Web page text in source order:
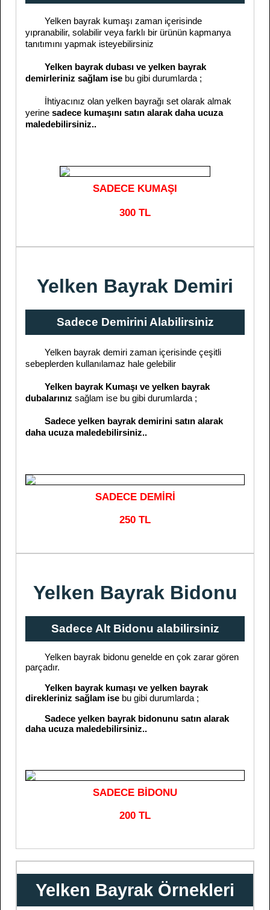
Yelken bayrak kumaşı zaman içerisinde
yıpranabilir, solabilir veya farklı bir ürünün kapmanya
tanıtımını yapmak isteyebilirsiniz
Yelken bayrak dubası ve yelken bayrak
demirleriniz sağlam ise bu gibi durumlarda ;
İhtiyacınız olan yelken bayrağı set olarak almak
yerine sadece kumaşını satın alarak daha ucuza
maledebilirsiniz..
SADECE KUMAŞI
300 TL
Yelken Bayrak Demiri
Sadece Demirini Alabilirsiniz
Yelken bayrak demiri zaman içerisinde çeşitli
sebeplerden kullanılamaz hale gelebilir
Yelken bayrak Kumaşı ve yelken bayrak
dubalarınız sağlam ise bu gibi durumlarda ;
Sadece yelken bayrak demirini satın alarak
daha ucuza maledebilirsiniz..
SADECE DEMİRİ
250 TL
Yelken Bayrak Bidonu
Sadece Alt Bidonu alabilirsiniz
Yelken bayrak bidonu genelde en çok zarar gören
parçadır.
Yelken bayrak kumaşı ve yelken bayrak
direkleriniz sağlam ise bu gibi durumlarda ;
Sadece yelken bayrak bidonunu satın alarak
daha ucuza maledebilirsiniz..
SADECE BİDONU
200 TL
Yelken Bayrak Örnekleri